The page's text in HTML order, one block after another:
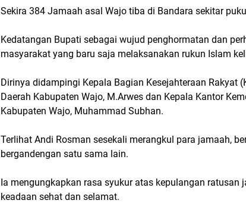
Sekira 384 Jamaah asal Wajo tiba di Bandara sekitar
Kedatangan Bupati sebagai wujud penghormatan dan
masyarakat yang baru saja melaksanakan rukun Islam
Dirinya didampingi Kepala Bagian Kesejahteraan Rakyat
Daerah Kabupaten Wajo, M.Arwes dan Kepala Kantor
Kabupaten Wajo, Muhammad Subhan.
Terlihat Andi Rosman sesekali merangkul para jamaah,
bergandengan satu sama lain.
Ia mengungkapkan rasa syukur atas kepulangan ratusan
keadaan sehat dan selamat.